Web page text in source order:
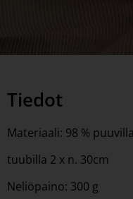
Tiedot
Materiaali: 98 %
tuubilla 2 x n. 30cm
Neliöpaino: 300 g